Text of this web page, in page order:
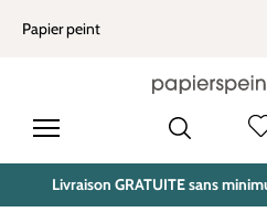
principal
Papier peint
Livraison GRATUITE sans